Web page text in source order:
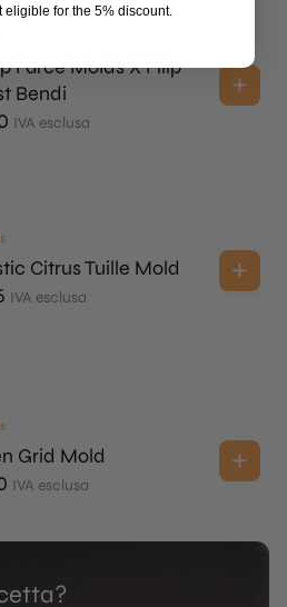
Farce Molds X Filip
Bendi
IVA esclusa
Citrus Tuille Mold
IVA esclusa
Grid Mold
IVA esclusa
eligible for the 5% discount.